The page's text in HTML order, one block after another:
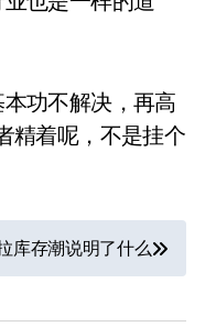
功不解决，再高
精着呢，不是挂个
库存潮说明了什么